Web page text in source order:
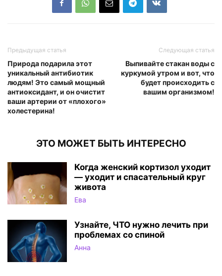
Предыдущая статья
Природа подарила этот
уникальный антибиотик
людям! Это самый мощный
антиоксидант, и он очистит
ваши артерии от «плохого»
холестерина!
Следующая статья
Выпивайте стакан воды с
куркумой утром и вот, что
будет происходить с
вашим организмом!
ЭТО МОЖЕТ БЫТЬ ИНТЕРЕСНО
Когда женский кортизол уходит
— уходит и спасательный круг
живота
Ева
Узнайте, ЧТО нужно лечить при
проблемах со спиной
Анна